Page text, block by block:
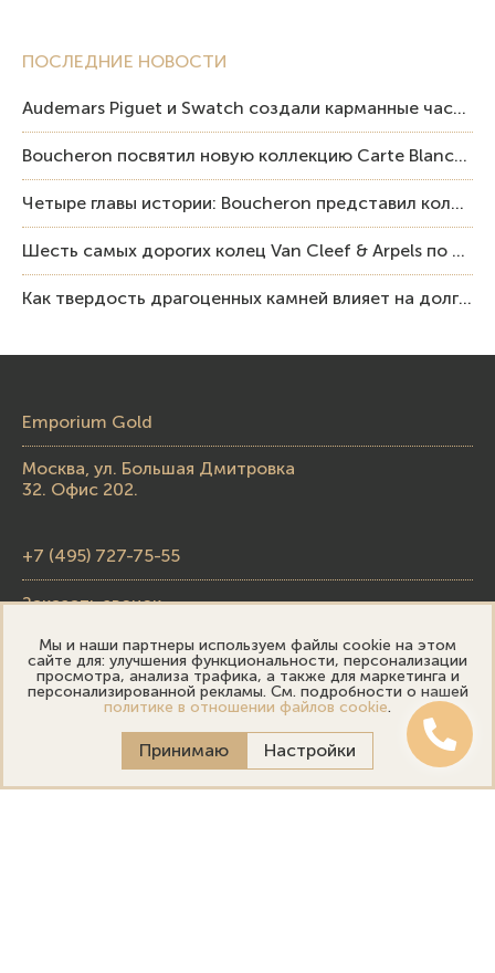
ПОСЛЕДНИЕ НОВОСТИ
Audemars Piguet и Swatch создали карманные часы в эстетике Royal Oak и Pop Art
Boucheron посвятил новую коллекцию Carte Blanche Human Being человеку и силе мастерства
Четыре главы истории: Boucheron представил коллекцию «Nom: Boucheron, Prénom: Frédéric»
Шесть самых дорогих колец Van Cleef & Arpels по итогам аукционов Sotheby’s
Как твердость драгоценных камней влияет на долговечность ювелирных изделий
Emporium Gold
Москва, ул. Большая Дмитровка
32. Офис 202.
+7 (495) 727-75-55
Заказать звонок
skupka@emporiumgold.com
sale@emporiumgold.com
Режим работы:
Пн-Пт: 10:00–20:00
Мы и наши партнеры используем файлы cookie на этом
сайте для: улучшения функциональности, персонализации
просмотра, анализа трафика, а также для маркетинга и
персонализированной рекламы. См. подробности о нашей
политике в отношении файлов cookie.
Принимаю Настройки